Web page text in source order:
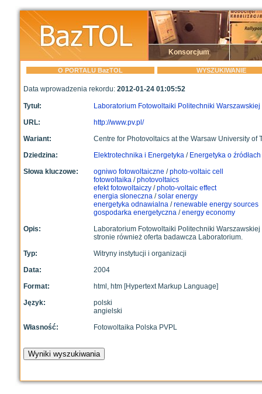
Konsorcjum
O PORTALU BazTOL WYSZUKIWANIE
Data wprowadzenia rekordu: 2012-01-24 01:05:52
Tytuł:
Laboratorium Fotowoltaiki Politechniki Warszawskiej
URL:
http://www.pv.pl/
Wariant:
Centre for Photovoltaics at the Warsaw University of
Dziedzina:
Elektrotechnika i Energetyka/ Energetyka o
Słowa kluczowe:
ogniwo fotowoltaiczne /photo-voltaic cell
fotowoltaika/photovoltaics
efekt fotowoltaiczy/photo-voltaic effect
energia słoneczna/solar energy
energetyka odnawialna/renewable energy sources
gospodarka energetyczna/energy economy
Opis:
Laboratorium Fotowoltaiki Politechniki
stronie również oferta badawcza Laboratorium.
Typ:
Witryny instytucji i organizacji
Data:
2004
Format:
html, htm [Hypertext Markup Language]
Język:
polski
angielski
Własność:
Fotowoltaika Polska PVPL